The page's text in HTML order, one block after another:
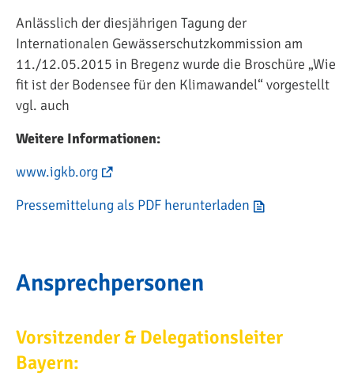
Anlässlich der diesjährigen Tagung der
Internationalen Gewässerschutzkommission am
11./12.05.2015 in Bregenz wurde die Broschüre „Wie
fit ist der Bodensee für den Klimawandel“ vorgestellt
vgl. auch
Weitere Informationen:
www.igkb.org
Pressemittelung als PDF herunterladen
Ansprechpersonen
Vorsitzender & Delegationsleiter
Bayern: